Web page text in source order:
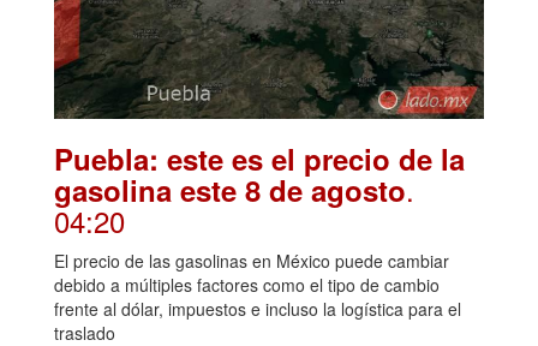
Puebla: este es el precio de la
gasolina este 8 de agosto.
04:20
El precio de las gasolinas en México puede cambiar
debido a múltiples factores como el tipo de cambio
frente al dólar, impuestos e incluso la logística para el
traslado